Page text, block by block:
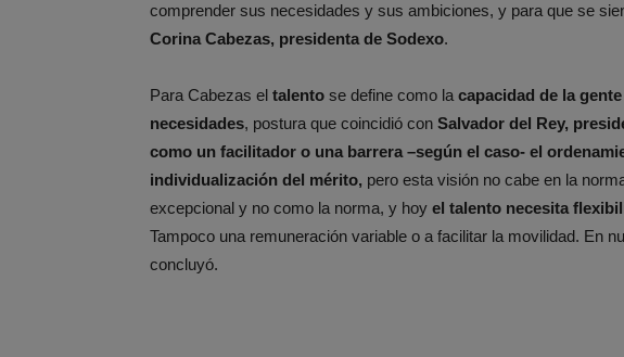
comprender sus necesidades y sus ambiciones, y para que se
Corina Cabezas, presidenta de Sodexo.
Para Cabezas el talento se define como lacapacidad de la
necesidades, postura que coincidió con Salvador del Rey,
como un facilitador o una barrera –según el caso- el
individualización del mérito, pero esta visión no cabe en la
excepcional y no como la norma, y hoy el talento necesita
Tampoco una remuneración variable o a facilitar la movilidad. En
concluyó.